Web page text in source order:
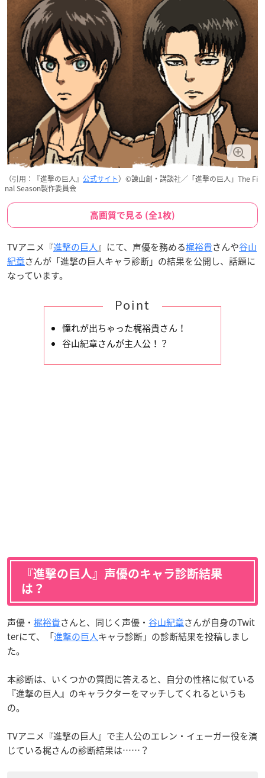
（引用：『進撃の巨人』 公式サイト）©諫山創・講談社／「進撃の巨人」The Fi
nal Season製作委員会
高画質で見る (全1枚)
TVアニメ『進撃の巨人』にて、声優を務める梶裕貴さんや谷山
紀章さんが「進撃の巨人キャラ診断」の結果を公開し、話題に
なっています。
Point
憧れが出ちゃった梶裕貴さん！
谷山紀章さんが主人公！？
『進撃の巨人』声優のキャラ診断結果
は？
声優・ 梶裕貴さんと、同じく声優・ 谷山紀章さんが自身のTwit
terにて、「進撃の巨人キャラ診断」の診断結果を投稿しまし
た。
本診断は、いくつかの質問に答えると、自分の性格に似ている
『進撃の巨人』のキャラクターをマッチしてくれるというも
の。
TVアニメ『進撃の巨人』で主人公のエレン・イェーガー役を演
じている梶さんの診断結果は……？